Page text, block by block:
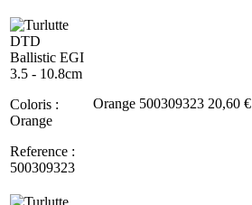
Coloris :
Orange
Reference :
500309323
Orange 500309323 20,60 €